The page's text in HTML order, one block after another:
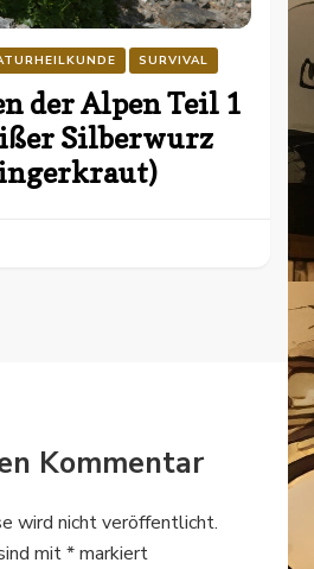
SURVIVAL
der Alpen Teil 1
Silberwurz
Kommentar
wird nicht veröffentlicht.
mit*markiert